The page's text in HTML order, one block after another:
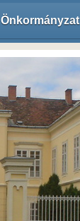
Önkormányzat